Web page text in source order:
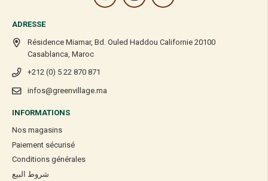
ADRESSE
Résidence Miamar, Bd. Ouled Haddou Californie 20100
Casablanca, Maroc
+212 (0) 5 22 870 871
infos@greenvillage.ma
INFORMATIONS
Nos magasins
Paiement sécurisé
Conditions générales
شروط البيع